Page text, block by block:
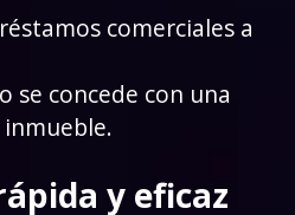
comerciales a
se concede con una
y eficaz